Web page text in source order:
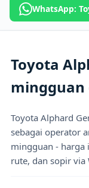
WhatsApp:
Toyota
mingguan
Toyota Alphard
sebagai operator
mingguan - harga
rute, dan sopir via